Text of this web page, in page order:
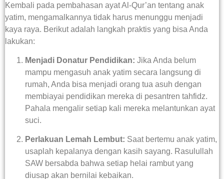
Kembali pada pembahasan ayat Al-Qur’an tentang anak
yatim, mengamalkannya tidak harus menunggu menjadi
kaya raya. Berikut adalah langkah praktis yang bisa Anda
lakukan:
Menjadi Donatur Pendidikan: Jika Anda belum
mampu mengasuh anak yatim secara langsung di
rumah, Anda bisa menjadi orang tua asuh dengan
membiayai pendidikan mereka di pesantren tahfidz.
Pahala mengalir setiap kali mereka melantunkan ayat
suci.
Perlakuan Lemah Lembut: Saat bertemu anak yatim,
usaplah kepalanya dengan kasih sayang. Rasulullah
SAW bersabda bahwa setiap helai rambut yang
diusap akan bernilai kebaikan.